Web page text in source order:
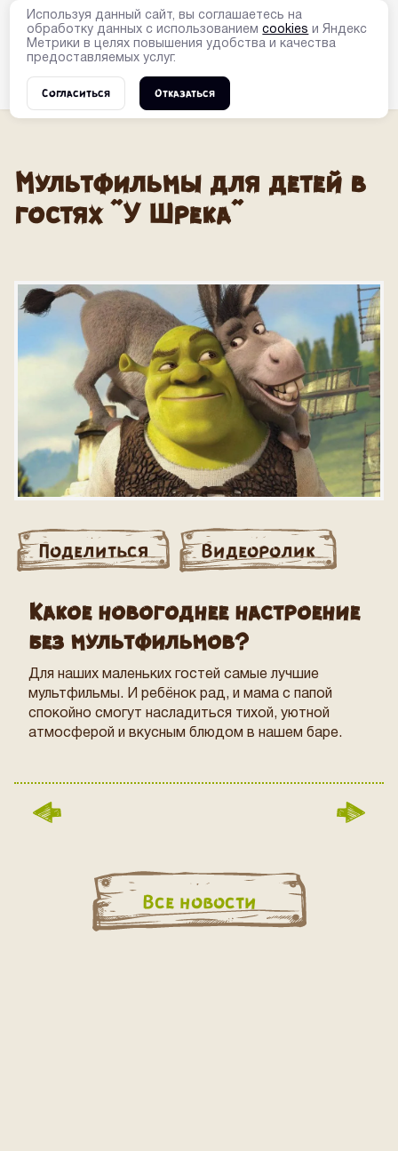
Мультфильмы для детей в
гостях "У Шрека"
Поделиться Видеоролик
Какое новогоднее настроение
без мультфильмов?
Для наших маленьких гостей самые лучшие
мультфильмы. И ребёнок рад, и мама с папой
спокойно смогут насладиться тихой, уютной
атмосферой и вкусным блюдом в нашем баре.
Все новости
Используя данный сайт, вы соглашаетесь на
обработку данных с использованиемcookies и Яндекс
Метрики в целях повышения удобства и качества
предоставляемых услуг.
Согласиться Отказаться